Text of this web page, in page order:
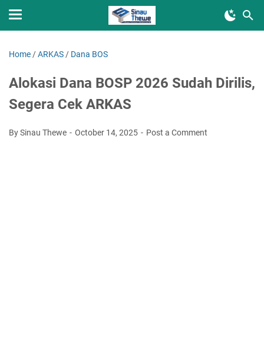
Home /ARKAS / Dana BOS
Alokasi Dana BOSP 2026 Sudah Dirilis,
Segera Cek ARKAS
By Sinau Thewe October 14, 2025 Post a Comment